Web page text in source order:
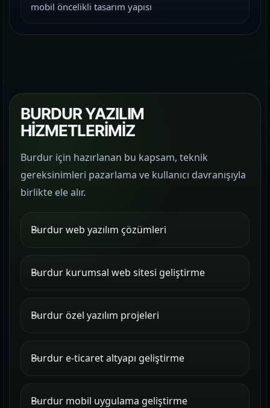
mobil öncelikli tasarım yapısı
BURDUR YAZILIM
HİZMETLERİMİZ
Burdur için hazırlanan bu kapsam, teknik
gereksinimleri pazarlama ve kullanıcı davranışıyla
birlikte ele alır.
Burdur web yazılım çözümleri
Burdur kurumsal web sitesi geliştirme
Burdur özel yazılım projeleri
Burdur e-ticaret altyapı geliştirme
Burdur mobil uygulama geliştirme